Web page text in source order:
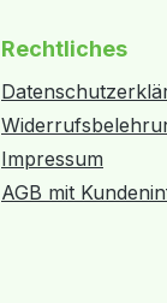
Rechtliches
Impressum
AGB mit